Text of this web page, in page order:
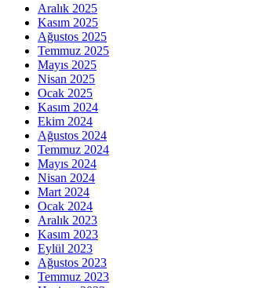
Aralık 2025
Kasım 2025
Ağustos 2025
Temmuz 2025
Mayıs 2025
Nisan 2025
Ocak 2025
Kasım 2024
Ekim 2024
Ağustos 2024
Temmuz 2024
Mayıs 2024
Nisan 2024
Mart 2024
Ocak 2024
Aralık 2023
Kasım 2023
Eylül 2023
Ağustos 2023
Temmuz 2023